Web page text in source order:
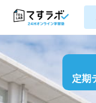
定期